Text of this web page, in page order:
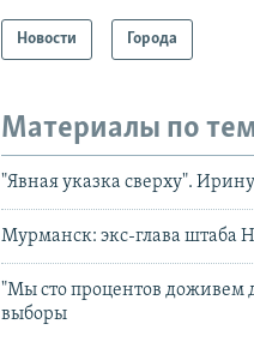
Новости Города
Материалы по
"Явная указка сверху".
Мурманск: экс-глава штаба
"Мы сто процентов доживем
выборы